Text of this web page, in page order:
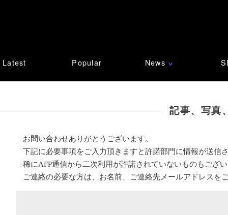
Latest Popular News ∨
記事、写真
お問い合わせありがとうございます。
下記に必要事項をご入力頂きますと許諾部門に情報が送信
稀にAFP通信から二次利用が許諾されていないものもござ
ご連絡の必要な方は、お名前、ご連絡先メールアドレスを